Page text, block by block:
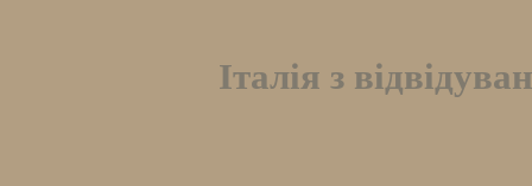
Італія з